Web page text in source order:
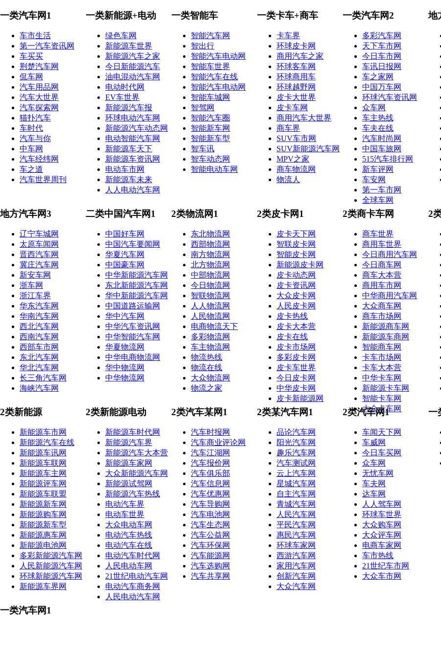
一类汽车网1
车市生活
第一汽车资讯网
车买买
荆楚汽车网
侃车网
汽车用品网
汽车大世界
汽车探索网
猫扑汽车
车时代
汽车与你
中车网
汽车经纬网
车之道
汽车世界周刊
一类新能源+电动
绿色车网
新能源车世界
新能源汽车之家
今日新能源汽车
油电混动汽车网
电动时代网
EV车世界
新能源汽车报
环球电动汽车网
新能源汽车动态网
电动智能汽车网
新能源车天下
新能源车资讯网
电动车市网
新能源车未来
人人电动汽车网
一类智能车
智能汽车网
智出行
智能汽车电动网
智能车世界
智能汽车在线
智能汽车电动网
智能车城网
智驾网
智能汽车圈
智能新车网
智能新车型
智车讯
智车动态网
智能电动车网
一类卡车+商车
卡车界
环球皮卡网
商用汽车之家
环球客车网
环球商用车
环球越野网
皮卡大世界
皮卡车网
商用汽车大世界
商车界
SUV车市网
SUV新能源汽车网
MPV之家
商车物流网
物流人
一类汽车网2
多彩汽车网
天下车市网
今日车市网
车讯日报网
车之家网
中国万车网
环球汽车资讯网
众车网
车主热线
车夫在线
汽车时尚网
中国车旅网
515汽车排行网
新车评网
车安网
第一车市网
全球车网
地
地方汽车网3
辽宁车城网
太原车闻网
晋西汽车网
冀庄汽车网
新安车网
浙车网
浙江车界
华东汽车网
华南汽车网
西北汽车网
西南汽车网
西部车市网
东北汽车网
华北汽车网
长三角汽车网
海峡汽车网
二类中国汽车网1
中国好车网
中国汽车要闻网
华夏汽车网
中国豪车网
中华新能源汽车网
东北新能源汽车网
华中新能源汽车网
中国道路运输网
华中汽车网
中华汽车资讯网
中华智能汽车网
华夏物流网
中华电商物流网
华中物流网
中华物流网
2类物流网1
东北物流网
西部物流网
南方物流网
北方物流网
中部物流网
今日物流网
智联物流网
人人物流网
人民物流网
电商物流天下
多彩物流网
车主物流网
物流热线
物流在线
大众物流网
物流之家
2类皮卡网1
皮卡天下网
智联皮卡网
智能皮卡网
新能源皮卡网
皮卡动态网
皮卡资讯网
大众皮卡网
人民皮卡网
皮卡热线
皮卡大本营
皮卡在线
皮卡市场网
多彩皮卡网
皮卡车世界
今日皮卡网
中华皮卡网
皮卡新能源网
2类商卡车网
商车世界
商用车世界
今日商用汽车网
今日商车网
商车大本营
商用车市网
中华商用汽车网
大众商车网
商车市场网
新能源商车网
新能源车商网
智能商车网
卡车市场网
卡车大本营
中华卡车网
新能源卡车网
智能卡车网
大众卡车网
2
2类新能源
新能源车市网
新能源汽车在线
新能源车讯网
新能源车联网
新能源车主网
新能源评车网
新能源车联盟
新能源新车网
新能源购车网
新能源新车型
新能源惠车网
新能源电池网
多彩新能源汽车网
人民新能源汽车网
环球新能源汽车网
新能源车界网
2类新能源电动
新能源车时代网
新能源汽车界
新能源汽车大本营
新能源车家网
大众新能源汽车网
新能源试驾网
新能源汽车热线
电动汽车界
电动车世界
大众电动车网
电动汽车热线
电动汽车在线
电动汽车时代网
人民电动车网
21世纪电动汽车网
电动汽车商务网
人民电动汽车网
2类汽车某网1
汽车时报网
汽车商业评论网
汽车江湖网
汽车报价网
汽车俱乐部
汽车信息网
汽车优惠网
汽车导购网
汽车电池网
汽车生态网
汽车公益网
汽车环保网
汽车能源网
汽车选购网
汽车共享网
2类某汽车网1
品论汽车网
阳光汽车网
趣乐汽车网
汽车测试网
云上汽车网
星城汽车网
自主汽车网
青城汽车网
人民汽车网
平民汽车网
惠民汽车网
环球车家网
西游汽车网
家用汽车网
创新汽车网
大众汽车网
2类汽车网1
车闻天下网
车威网
今日车买网
众车网
无忧车网
车夫网
达车网
人人驾车网
环球车世界
大众购车网
大众评车网
电商车家网
车市热线
21世纪车市网
大众车市网
一
一类汽车网1